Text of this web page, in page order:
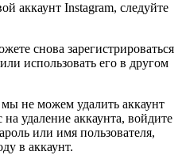
аккаунт Instagram, следуйте
снова зарегистрироваться
использовать его в другом
не можем удалить аккаунт
удаление аккаунта, войдите
или имя пользователя,
в аккаунт.